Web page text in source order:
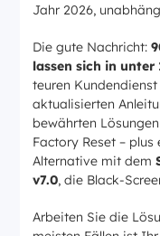
Jahr 2026,
Die gute Nachricht:
lassen sich in unter
teuren
aktualisierten
bewährten
Factory Reset –
Alternative mit dem
v7.0, die Black-
Arbeiten Sie die